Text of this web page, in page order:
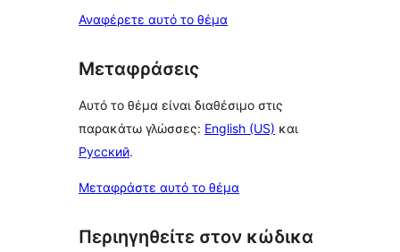
Αναφέρετε αυτό το θέμα
Μεταφράσεις
Αυτό το θέμα είναι διαθέσιμο στις
παρακάτω γλώσσες: English (US) και
Русский.
Μεταφράστε αυτό το θέμα
Περιηγηθείτε στον κώδικα